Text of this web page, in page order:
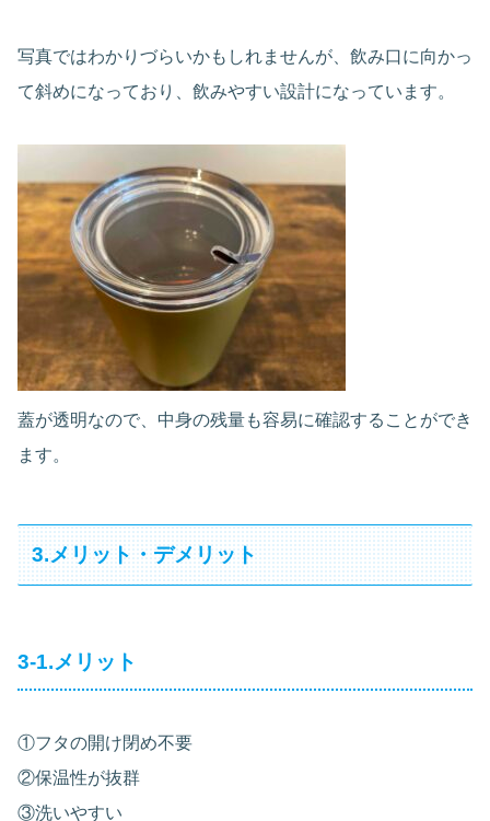
写真ではわかりづらいかもしれませんが、飲み口に向かっ
て斜めになっており、飲みやすい設計になっています。
蓋が透明なので、中身の残量も容易に確認することができ
ます。
3.メリット・デメリット
3-1.メリット
①フタの開け閉め不要
②保温性が抜群
③洗いやすい